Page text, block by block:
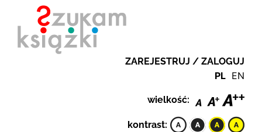
ZAREJESTRUJ / ZALOGUJ
PL EN
wielkość:
kontrast: